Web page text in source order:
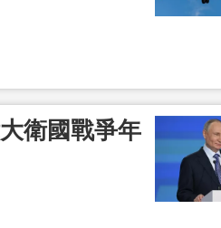
衛國戰爭年